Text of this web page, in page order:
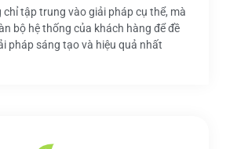
tập trung vào giải pháp cụ thể, mà
bộ hệ thống của khách hàng để đề
pháp sáng tạo và hiệu quả nhất